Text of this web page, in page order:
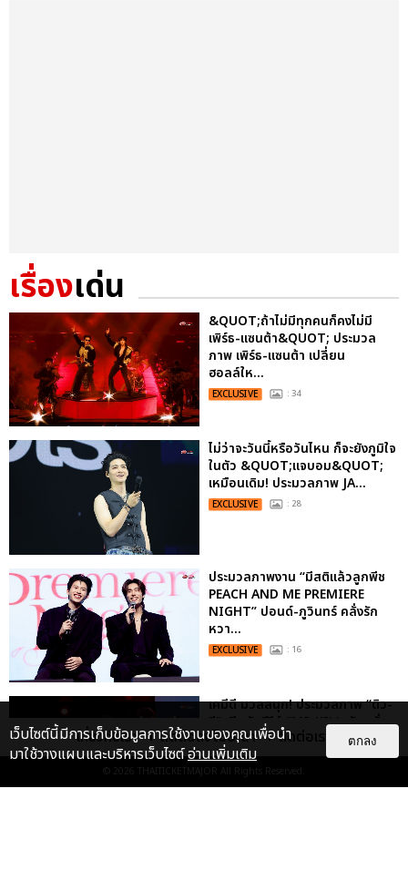
เรื่องเด่น
&QUOT;ถ้าไม่มีทุกคนก็คงไม่มี
เพิร์ธ-แซนต้า&QUOT; ประมวล
ภาพ เพิร์ธ-แซนต้า เปลี่ยน
ฮอลล์ให...
EXCLUSIVE : 34
ไม่ว่าจะวันนี้หรือวันไหน ก็จะยังภูมิใจ
ในตัว &QUOT;แจบอม&QUOT;
เหมือนเดิม! ประมวลภาพ JA...
EXCLUSIVE : 28
ประมวลภาพงาน “มีสติแล้วลูกพีช
PEACH AND ME PREMIERE
NIGHT” ปอนด์-ภูวินทร์ คลั่งรัก
หวา...
EXCLUSIVE : 16
เคมีดี มวลสนุก! ประมวลภาพ “ดิว-
ธี” เปิดตัวซีรีส์ “MR.KILL มังงะสั่ง
ตาย” ในงาน “MR.KILL...
EXCLUSIVE : 14
เกี่ยวกับเรา ติดต่อลงโฆษณา ติดต่อเรา
© 2026 THAITICKETMAJOR All Rights Reserved.
เว็บไซต์นี้มีการเก็บข้อมูลการใช้งานของคุณเพื่อนำ
มาใช้วางแผนและบริหารเว็บไซต์อ่านเพิ่มเติม
ตกลง